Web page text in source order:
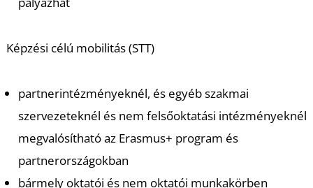
Képzési célú mobilitás (STT)
partnerintézményeknél, és egyéb szakmai
szervezeteknél és nem felsőoktatási intézményeknél
megvalósítható az Erasmus+ program és
partnerországokban
bármely oktatói és nem oktatói munkakörben